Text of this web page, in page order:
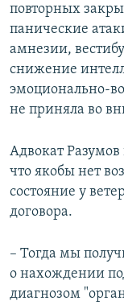
повторных
панические
амнезии,
снижение
эмоционально-
не приняла во
Адвокат Разумов
что якобы нет
состояние у
договора.
– Тогда мы
о нахождении
диагнозом